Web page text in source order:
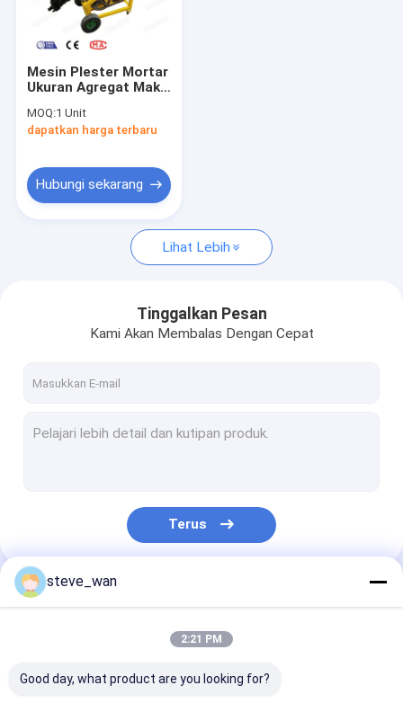
Mesin Plester Mortar
Ukuran Agregat Maks
Horizontal Maks 30m
MOQ:1 Unit
dapatkan harga terbaru
Hubungi sekarang
Lihat Lebih
Tinggalkan Pesan
Kami Akan Membalas Dengan Cepat
Terus
Kategori Kami
steve_wan
2:21 PM
Good day, what product are you looking for?